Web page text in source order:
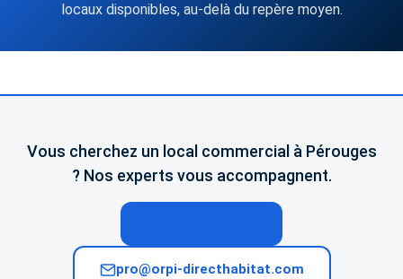
locaux disponibles, au-delà du repère moyen.
Vous cherchez un local commercial à Pérouges
? Nos experts vous accompagnent.
pro@orpi-directhabitat.com